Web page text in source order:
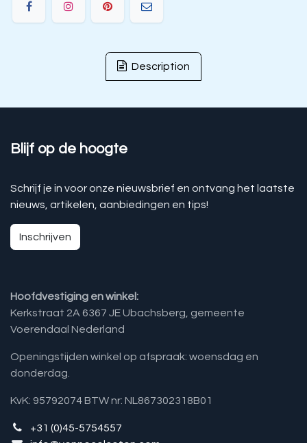
Description
Blijf op de hoogte
Schrijf je in voor onze nieuwsbrief en ontvang het laatste
nieuws, artikelen, aanbiedingen en tips!
Inschrijven
Hoofdvestiging en winkel:
Kerkstraat 2A 6367 JE Ubachsberg, gemeente
Voerendaal Nederland
Openingstijden winkel op afspraak: woensdag en
donderdag.
KvK: 95792074 BTW nr: NL867302318B01
+31 (0)45-5754557